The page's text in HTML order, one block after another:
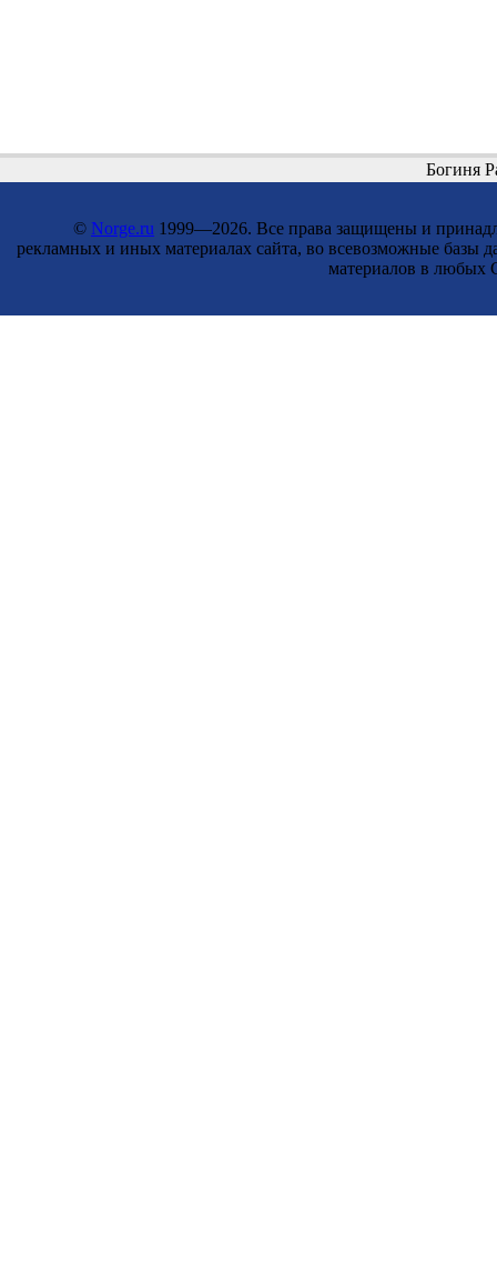
Богиня
© Norge.ru 1999—2026. Все права защищены и
рекламных и иных материалах сайта, во всевозможные базы
материалов в любых